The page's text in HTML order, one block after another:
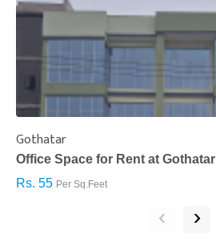
Gothatar
Office Space for Rent at Gothatar
Rs. 55 Per Sq.Feet
‹ ›